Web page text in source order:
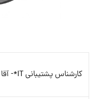
کارشناس پشتیبانی IT*- آقا